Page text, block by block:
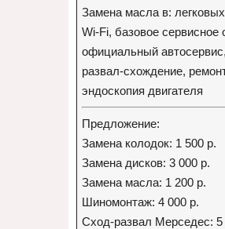
Замена масла в:
Wi-Fi, базовое
официальный
развал-схождение,
эндоскопия двигателя
Предложение:
Замена колодок: 1 500 р.
Замена дисков: 3 000 р.
Замена масла: 1 200 р.
Шиномонтаж: 4 000 р.
Сход-развал Мерседес: 5